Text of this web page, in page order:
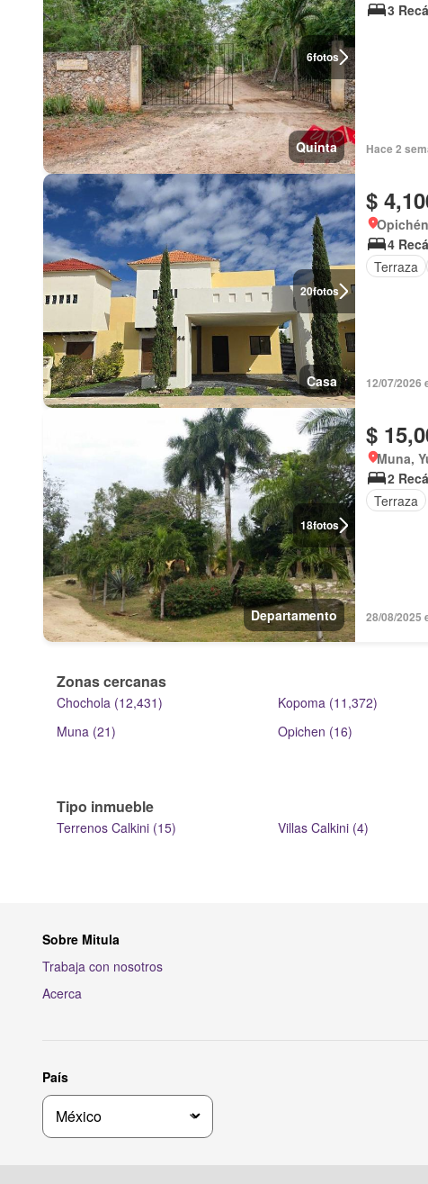
6fotos
Quinta
3
Hace 2
20fotos
Casa
$
4
Terraza
12/07/2026
18fotos
Departamento
$
Muna,
2
Terraza
28/08/2025
Zonas cercanas
Chochola (12,431) Kopoma (11,372)
Muna (21)
Opichen (16)
Tipo inmueble
Terrenos Calkini (15) Villas Calkini (4)
Sobre Mitula
Trabaja con nosotros
Acerca
País